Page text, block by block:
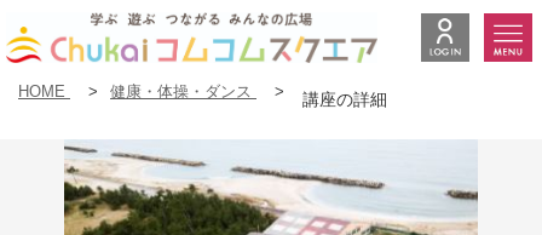
HOME > 健康・体操・ダンス > 講座の詳細